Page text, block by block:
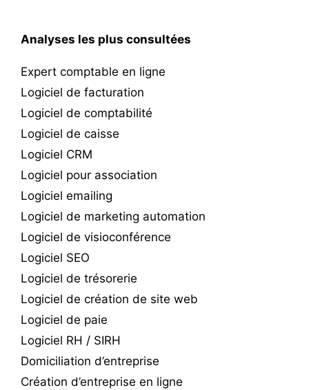
Analyses les plus consultées
Expert comptable en ligne
Logiciel de facturation
Logiciel de comptabilité
Logiciel de caisse
Logiciel CRM
Logiciel pour association
Logiciel emailing
Logiciel de marketing automation
Logiciel de visioconférence
Logiciel SEO
Logiciel de trésorerie
Logiciel de création de site web
Logiciel de paie
Logiciel RH / SIRH
Domiciliation d’entreprise
Création d’entreprise en ligne